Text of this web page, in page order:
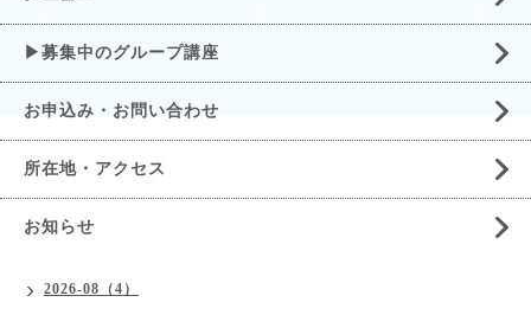
▶募集中のグループ講座
お申込み・お問い合わせ
所在地・アクセス
お知らせ
2026-08（4）